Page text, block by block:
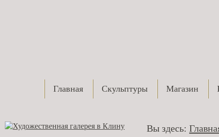
Главная Скульптуры Магазин
Вы здесь: